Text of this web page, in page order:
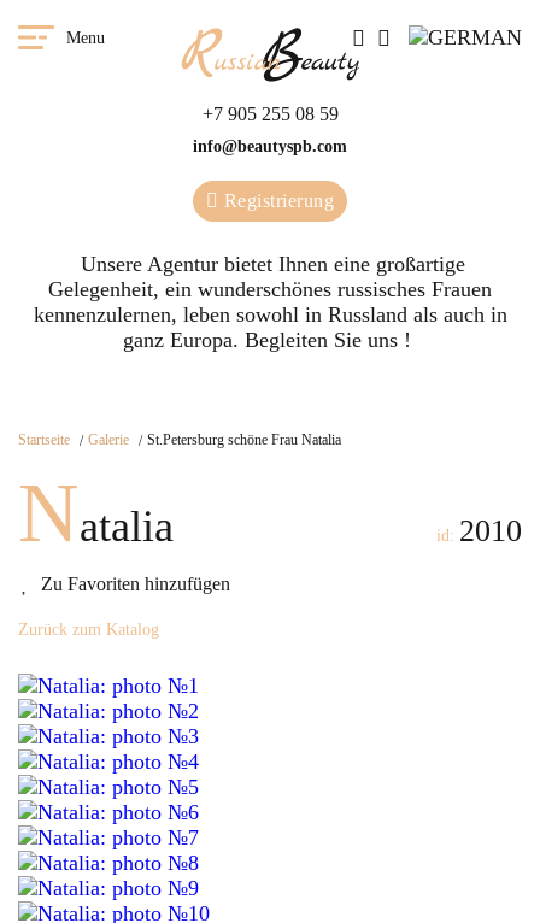
Menu
+7 905 255 08 59
info@beautyspb.com
Registrierung
Unsere Agentur bietet Ihnen eine großartige
Gelegenheit, ein wunderschönes russisches Frauen
kennenzulernen, leben sowohl in Russland als auch in
ganz Europa. Begleiten Sie uns !
Startseite Galerie St.Petersburg schöne Frau Natalia
Natalia
Zu Favoriten hinzufügen
id: 2010
Zurück zum Katalog